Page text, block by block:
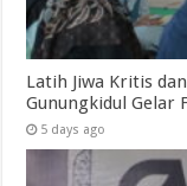
Latih Jiwa Kritis
Gunungkidul Gelar
5 days ago